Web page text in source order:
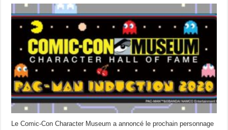
Le Comic-Con Character Museum a annoncé le prochain personnage